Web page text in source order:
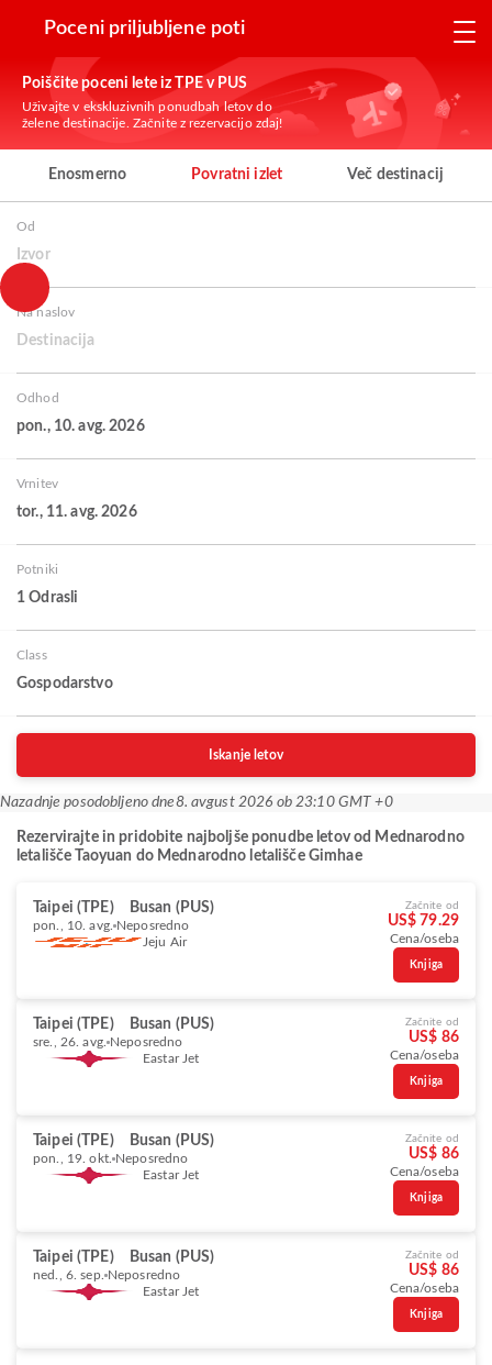
Poceni priljubljene poti
Poiščite poceni lete iz TPE v PUS
Uživajte v ekskluzivnih ponudbah letov do
želene destinacije. Začnite z rezervacijo zdaj!
Enosmerno Povratni izlet Več destinacij
Od
Izvor
Na naslov
Destinacija
Odhod
pon., 10. avg. 2026
Vrnitev
tor., 11. avg. 2026
Potniki
1 Odrasli
Class
Gospodarstvo
Iskanje letov
Nazadnje posodobljeno dne8. avgust 2026 ob 23:10 GMT +0
Rezervirajte in pridobite najboljše ponudbe letov od Mednarodno
letališče Taoyuan do Mednarodno letališče Gimhae
Taipei (TPE) Busan (PUS)
pon., 10. avg. Neposredno
Jeju Air
Začnite od
US$ 79.29
Cena/oseba
Knjiga
Taipei (TPE) Busan (PUS)
sre., 26. avg. Neposredno
Eastar Jet
Začnite od
US$ 86
Cena/oseba
Knjiga
Taipei (TPE) Busan (PUS)
pon., 19. okt. Neposredno
Eastar Jet
Začnite od
US$ 86
Cena/oseba
Knjiga
Taipei (TPE) Busan (PUS)
ned., 6. sep. Neposredno
Eastar Jet
Začnite od
US$ 86
Cena/oseba
Knjiga